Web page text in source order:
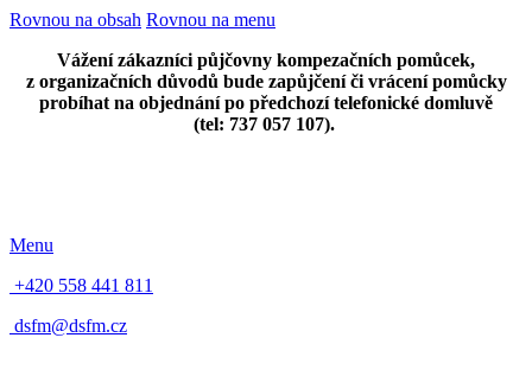
Rovnou na obsah Rovnou na menu
Vážení zákazníci půjčovny kompezačních pomůcek,
z organizačních důvodů bude zapůjčení či vrácení pomůcky
probíhat na objednání po předchozí telefonické domluvě
(tel: 737 057 107).
Menu
+420 558 441 811
dsfm@dsfm.cz